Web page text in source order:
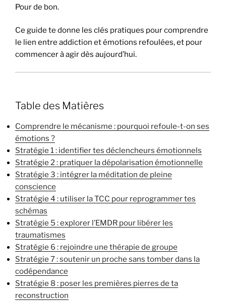
Pour de bon.
Ce guide te donne les clés pratiques pour comprendre
le lien entre addiction et émotions refoulées, et pour
commencer à agir dès aujourd’hui.
Table des Matières
Comprendre le mécanisme : pourquoi refoule-t-on ses
émotions ?
Stratégie 1 : identifier tes déclencheurs émotionnels
Stratégie 2 : pratiquer la dépolarisation émotionnelle
Stratégie 3 : intégrer la méditation de pleine
conscience
Stratégie 4 : utiliser la TCC pour reprogrammer tes
schémas
Stratégie 5 : explorer l’EMDR pour libérer les
traumatismes
Stratégie 6 : rejoindre une thérapie de groupe
Stratégie 7 : soutenir un proche sans tomber dans la
codépendance
Stratégie 8 : poser les premières pierres de ta
reconstruction